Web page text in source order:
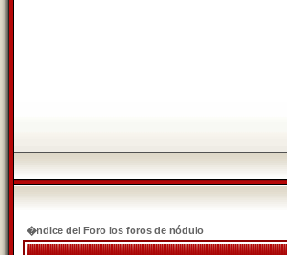
�ndice del Foro los foros de nódulo